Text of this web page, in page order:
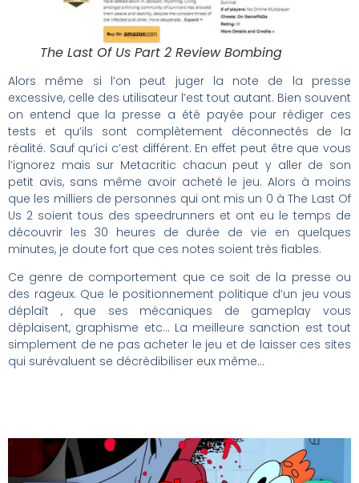
The Last Of Us Part 2 Review Bombing
Alors même si l’on peut juger la note de la presse
excessive, celle des utilisateur l’est tout autant. Bien souvent
on entend que la presse a été payée pour rédiger ces
tests et qu’ils sont complètement déconnectés de la
réalité. Sauf qu’ici c’est différent. En effet peut être que vous
l’ignorez mais sur Metacritic chacun peut y aller de son
petit avis, sans même avoir acheté le jeu. Alors à moins
que les milliers de personnes qui ont mis un 0 à The Last Of
Us 2 soient tous des speedrunners et ont eu le temps de
découvrir les 30 heures de durée de vie en quelques
minutes, je doute fort que ces notes soient très fiables.
Ce genre de comportement que ce soit de la presse ou
des rageux. Que le positionnement politique d’un jeu vous
déplaît , que ses mécaniques de gameplay vous
déplaisent, graphisme etc… La meilleure sanction est tout
simplement de ne pas acheter le jeu et de laisser ces sites
qui surévaluent se décrédibiliser eux même…